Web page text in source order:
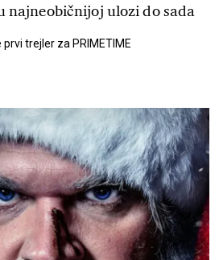
najneobičnijoj ulozi do sada
trejler za PRIMETIME